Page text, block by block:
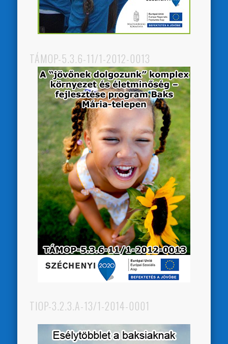
TÁMOP-5.3.6-11/1-2012-0013
TIOP-3.2.3.A-13/1-2014-0001